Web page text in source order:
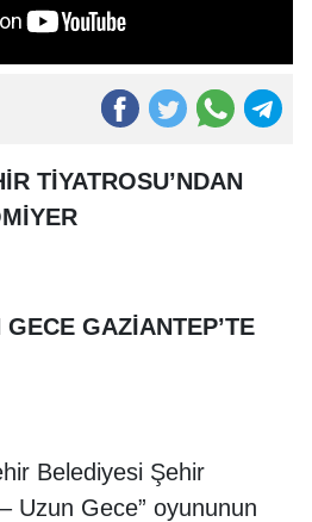
TİYATROSU’NDAN
GAZİANTEP’TE
Belediyesi Şehir
Uzun Gece” oyununun